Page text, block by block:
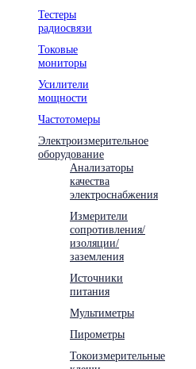
Тестеры
радиосвязи
Токовые
мониторы
Усилители
мощности
Частотомеры
Электроизмерительное
оборудование
Анализаторы
качества
электроснабжения
Измерители
сопротивления/
изоляции/
заземления
Источники
питания
Мультиметры
Пирометры
Токоизмерительные